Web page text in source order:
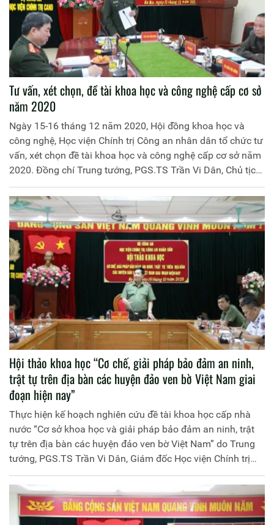
Tư vấn, xét chọn, đề tài khoa học và công nghệ cấp cơ sở
năm 2020
Ngày 15-16 tháng 12 năm 2020, Hội đồng khoa học và
công nghệ, Học viện Chính trị Công an nhân dân tổ chức tư
vấn, xét chọn đề tài khoa học và công nghệ cấp cơ sở năm
2020. Đồng chí Trung tướng, PGS.TS Trần Vi Dân, Chủ tịch
Hội đồng khoa học và công nghệ, Giám đốc Học viện Chính
trị Công an nhân dân làm Chủ tịch Hội đồng tư vấn, xét
chọn 1. Đồng chí Thiếu tướng, PGS.TS Đinh Ngọc Hoa, Phó
Giám đốc Học viện Chính trị Công an nhân dân làm Chủ
tịch Hội đồng tư vấn, xét chọn 2. Tham dự Hội đồng tư vấn,
xét chọn còn có các nhà khoa học, chuyên gia cao cấp, đại
diện các đơn vị chức năng trong Học viện.
Hội thảo khoa học “Cơ chế, giải pháp bảo đảm an ninh,
trật tự trên địa bàn các huyện đảo ven bờ Việt Nam giai
đoạn hiện nay”
Thực hiện kế hoạch nghiên cứu đề tài khoa học cấp nhà
nước “Cơ sở khoa học và giải pháp bảo đảm an ninh, trật
tự trên địa bàn các huyện đảo ven bờ Việt Nam” do Trung
tướng, PGS.TS Trần Vi Dân, Giám đốc Học viện Chính trị
Công an nhân dân làm Chủ nhiệm, ngày 16/10/2020, Học
viện Chính trị Công an nhân dân tổ chức hội thảo khoa học
“Cơ chế, giải pháp bảo đảm an ninh, trật tự trên địa bàn các
huyện đảo ven bờ Việt Nam giai đoạn hiện nay”. Đồng chí